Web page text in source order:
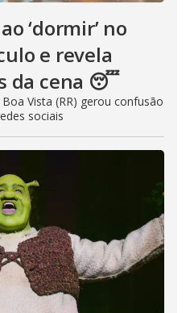
‘dormir’ no
e revela
da cena 😴
Vista (RR) gerou confusão
sociais